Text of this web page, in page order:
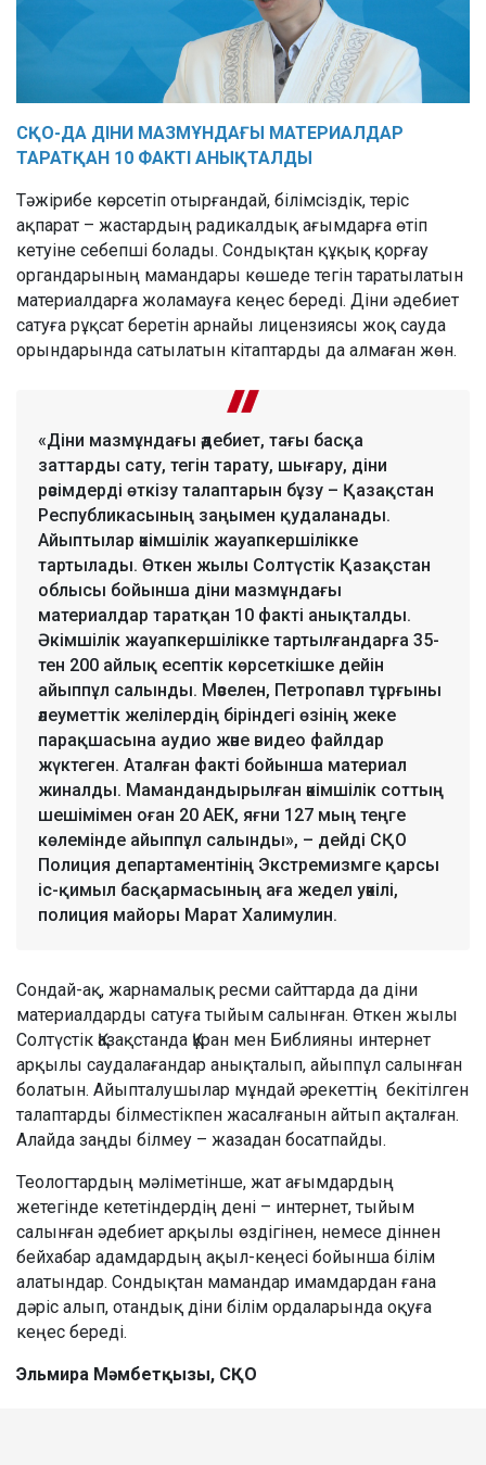
СҚО-ДА ДІНИ МАЗМҰНДАҒЫ МАТЕРИАЛДАР
ТАРАТҚАН 10 ФАКТІ АНЫҚТАЛДЫ
Тәжірибе көрсетіп отырғандай, білімсіздік, теріс
ақпарат – жастардың радикалдық ағымдарға өтіп
кетуіне себепші болады. Сондықтан құқық қорғау
органдарының мамандары көшеде тегін таратылатын
материалдарға жоламауға кеңес береді. Діни әдебиет
сатуға рұқсат беретін арнайы лицензиясы жоқ сауда
орындарында сатылатын кітаптарды да алмаған жөн.
«Діни мазмұндағы әдебиет, тағы басқа
заттарды сату, тегін тарату, шығару, діни
рәсімдерді өткізу талаптарын бұзу – Қазақстан
Республикасының заңымен қудаланады.
Айыптылар әкімшілік жауапкершілікке
тартылады. Өткен жылы Солтүстік Қазақстан
облысы бойынша діни мазмұндағы
материалдар таратқан 10 факті анықталды.
Әкімшілік жауапкершілікке тартылғандарға 35-
тен 200 айлық есептік көрсеткішке дейін
айыппұл салынды. Мәселен, Петропавл тұрғыны
әлеуметтік желілердің біріндегі өзінің жеке
парақшасына аудио және видео файлдар
жүктеген. Аталған факті бойынша материал
жиналды. Мамандандырылған әкімшілік соттың
шешімімен оған 20 АЕК, яғни 127 мың теңге
көлемінде айыппұл салынды», – дейді СҚО
Полиция департаментінің Экстремизмге қарсы
іс-қимыл басқармасының аға жедел уәкілі,
полиция майоры Марат Халимулин.
Сондай-ақ, жарнамалық ресми сайттарда да діни
материалдарды сатуға тыйым салынған. Өткен жылы
Солтүстік Қазақстанда Құран мен Библияны интернет
арқылы саудалағандар анықталып, айыппұл салынған
болатын. Айыпталушылар мұндай әрекеттің бекітілген
талаптарды білместікпен жасалғанын айтып ақталған.
Алайда заңды білмеу – жазадан босатпайды.
Теологтардың мәліметінше, жат ағымдардың
жетегінде кететіндердің дені – интернет, тыйым
салынған әдебиет арқылы өздігінен, немесе діннен
бейхабар адамдардың ақыл-кеңесі бойынша білім
алатындар. Сондықтан мамандар имамдардан ғана
дәріс алып, отандық діни білім ордаларында оқуға
кеңес береді.
Эльмира Мәмбетқызы, СҚО